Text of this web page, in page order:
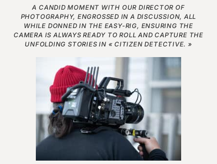
A CANDID MOMENT WITH OUR DIRECTOR OF
PHOTOGRAPHY, ENGROSSED IN A DISCUSSION, ALL
WHILE DONNED IN THE EASY-RIG, ENSURING THE
CAMERA IS ALWAYS READY TO ROLL AND CAPTURE THE
UNFOLDING STORIES IN « CITIZEN DETECTIVE. »